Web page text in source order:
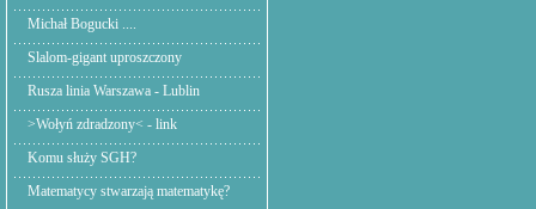
Michał Bogucki ....
Slalom-gigant uproszczony
Rusza linia Warszawa - Lublin
>Wołyń zdradzony< - link
Komu służy SGH?
Matematycy stwarzają matematykę?